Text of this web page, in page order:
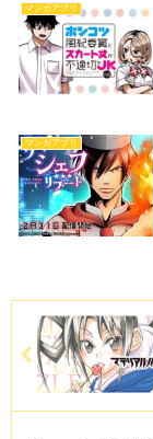
マンガアプリ
マンガアプリ